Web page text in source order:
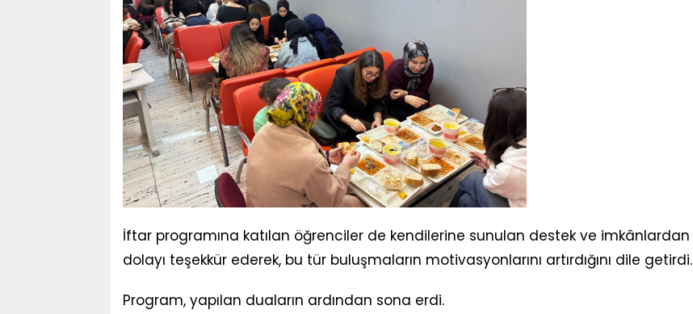
İftar programına katılan öğrenciler de kendilerine sunulan destek ve imkânlardan
dolayı teşekkür ederek, bu tür buluşmaların motivasyonlarını artırdığını dile getirdi.
Program, yapılan duaların ardından sona erdi.